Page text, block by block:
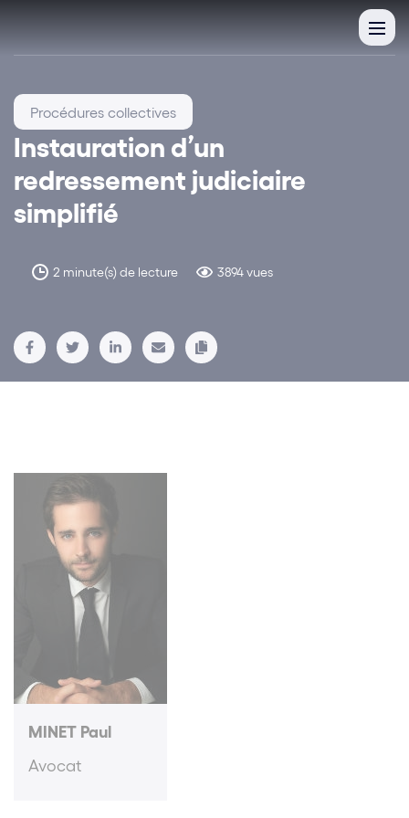
Instauration d’un
redressement judiciaire
simplifié
2 minute(s) de lecture 3894 vues
Procédures collectives
MINET Paul
Avocat